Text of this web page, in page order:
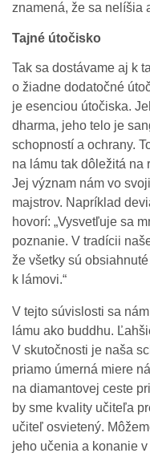
znamená, že sa nelíšia
Tajné útočisko
Tak sa dostávame aj k
o žiadne dodatočné
je esenciou útočiska.
dharma, jeho telo je
schopností a ochrany.
na lámu tak dôležitá na
Jej význam nám vo
majstrov. Napríklad
hovorí: „Vysvetľuje sa
poznanie. V tradícii
že všetky sú
k lámovi.“
V tejto súvislosti sa
lámu ako buddhu.
V skutočnosti je naša
priamo úmerná miere
na diamantovej ceste
by sme kvality učiteľa
učiteľ osvietený.
jeho učenia a konanie